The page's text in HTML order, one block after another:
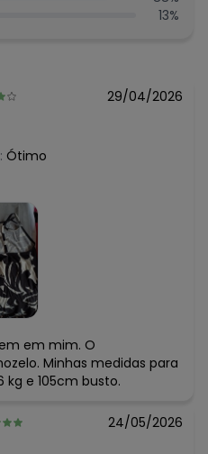
13%
29/04/2026
Ótimo
em mim. O
Minhas medidas para
kg e 105cm busto.
24/05/2026